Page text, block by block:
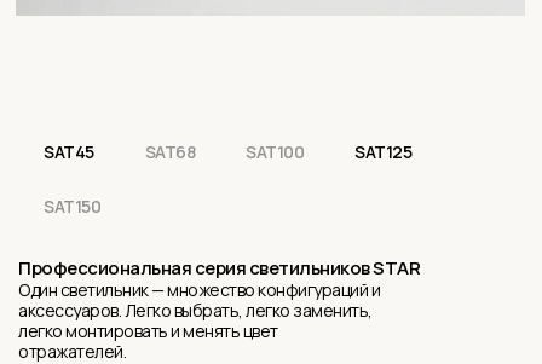
SAT45 SAT68 SAT100 SAT125
SAT150
Профессиональная серия светильников STAR
Один светильник — множество конфигураций и
аксессуаров. Легко выбрать, легко заменить,
легко монтировать и менять цвет
отражателей.